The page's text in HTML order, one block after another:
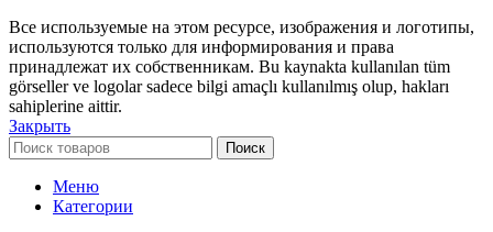
Все используемые на этом ресурсе, изображения и логотипы,
используются только для информирования и права
принадлежат их собственникам. Bu kaynakta kullanılan tüm
görseller ve logolar sadece bilgi amaçlı kullanılmış olup, hakları
sahiplerine aittir.
Закрыть
Поиск
Меню
Категории